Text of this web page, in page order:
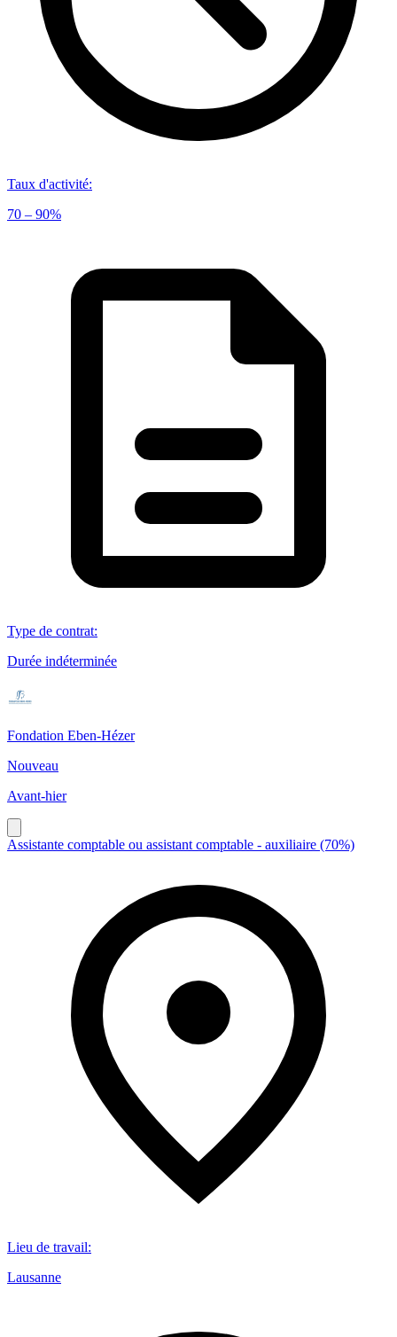
Taux d'activité:
70 – 90%
Type de contrat:
Durée indéterminée
Fondation Eben-Hézer
Nouveau
Avant-hier
Assistante comptable ou assistant comptable - auxiliaire (70%)
Lieu de travail:
Lausanne